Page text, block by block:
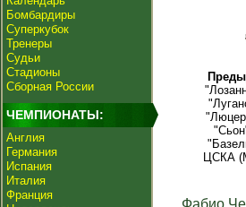
Бомбардиры
Суперкубок
Тренеры
Судьи
Стадионы
Сборная России
ЧЕМПИОНАТЫ:
Англия
Германия
Испания
Италия
Франция
ЦСКА
Фабио